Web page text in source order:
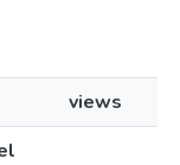
views